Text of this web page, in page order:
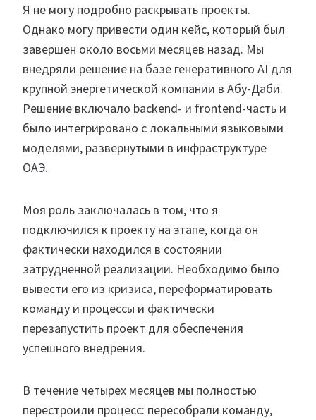
Я не могу подробно раскрывать проекты.
Однако могу привести один кейс, который был
завершен около восьми месяцев назад. Мы
внедряли решение на базе генеративного AI для
крупной энергетической компании в Абу-Даби.
Решение включало backend- и frontend-часть и
было интегрировано с локальными языковыми
моделями, развернутыми в инфраструктуре
ОАЭ.
Моя роль заключалась в том, что я
подключился к проекту на этапе, когда он
фактически находился в состоянии
затрудненной реализации. Необходимо было
вывести его из кризиса, переформатировать
команду и процессы и фактически
перезапустить проект для обеспечения
успешного внедрения.
В течение четырех месяцев мы полностью
перестроили процесс: пересобрали команду,